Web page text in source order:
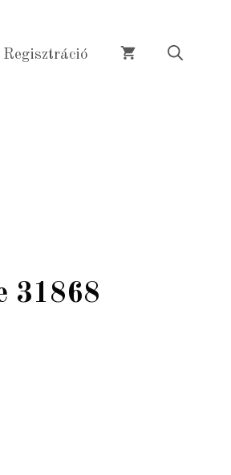
Regisztráció
31868
Muare